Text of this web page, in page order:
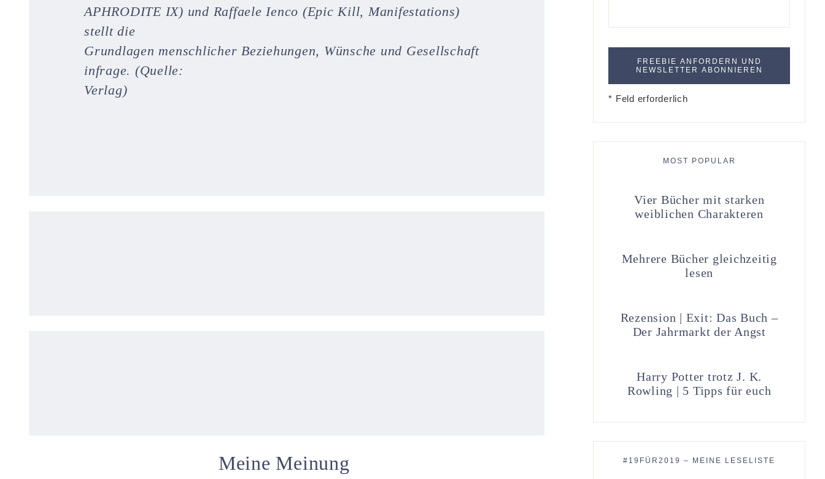
APHRODITE IX) und Raffaele Ienco (Epic Kill, Manifestations)
stellt die
Grundlagen menschlicher Beziehungen, Wünsche und Gesellschaft
infrage. (Quelle:
Verlag)
Meine Meinung
* Feld erforderlich
MOST POPULAR
Vier Bücher mit starken
weiblichen Charakteren
Mehrere Bücher gleichzeitig
lesen
Rezension | Exit: Das Buch –
Der Jahrmarkt der Angst
Harry Potter trotz J. K.
Rowling | 5 Tipps für euch
#19FÜR2019 – MEINE LESELISTE